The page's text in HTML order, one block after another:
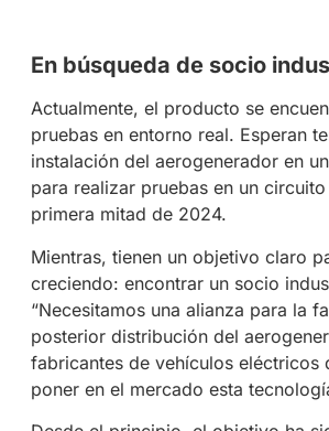
En búsqueda de socio
Actualmente, el producto se
pruebas en entorno real. Esperan
instalación del aerogenerador en
para realizar pruebas en un
primera mitad de 2024.
Mientras, tienen un objetivo claro
creciendo: encontrar un socio
“Necesitamos una alianza para la
posterior distribución del
fabricantes de vehículos eléctricos
poner en el mercado esta